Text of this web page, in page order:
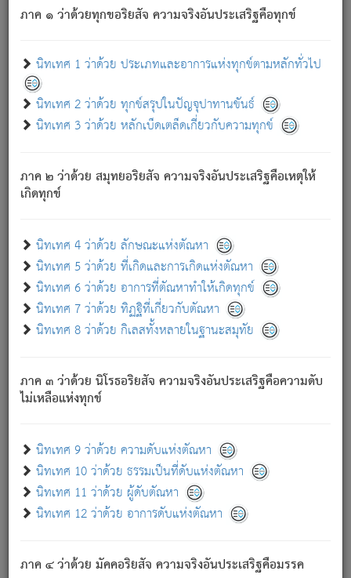
ภาค ๑ ว่าด้วยทุกขอริยสัจ ความจริงอันประเสริฐคือทุกข์
นิทเทศ 1 ว่าด้วย ประเภทและอาการแห่งทุกข์ตามหลักทั่วไป
นิทเทศ 2 ว่าด้วย ทุกข์สรุปในปัญจุปาทานขันธ์
นิทเทศ 3 ว่าด้วย หลักเบ็ดเตล็ดเกี่ยวกับความทุกข์
ภาค ๒ ว่าด้วย สมุทยอริยสัจ ความจริงอันประเสริฐคือเหตุให้
เกิดทุกข์
นิทเทศ 4 ว่าด้วย ลักษณะแห่งตัณหา
นิทเทศ 5 ว่าด้วย ที่เกิดและการเกิดแห่งตัณหา
นิทเทศ 6 ว่าด้วย อาการที่ตัณหาทำให้เกิดทุกข์
นิทเทศ 7 ว่าด้วย ทิฏฐิที่เกี่ยวกับตัณหา
นิทเทศ 8 ว่าด้วย กิเลสทั้งหลายในฐานะสมุทัย
ภาค ๓ ว่าด้วย นิโรธอริยสัจ ความจริงอันประเสริฐคือความดับ
ไม่เหลือแห่งทุกข์
นิทเทศ 9 ว่าด้วย ความดับแห่งตัณหา
นิทเทศ 10 ว่าด้วย ธรรมเป็นที่ดับแห่งตัณหา
นิทเทศ 11 ว่าด้วย ผู้ดับตัณหา
นิทเทศ 12 ว่าด้วย อาการดับแห่งตัณหา
ภาค ๔ ว่าด้วย มัคคอริยสัจ ความจริงอันประเสริฐคือมรรค
ภพ ว่ามีได้เพราะวิภพ[2]: เรากล่าวว่า สมณะหรือพราหมณ์ทั้ง
ปวงนั้น ก็ยังสลัดภพออกไปไม่ได้.
ก็ทุกข์นี้มีขึ้น เพราะอาศัยซึ่งอุปธิทั้งปวง.
เพราะความสิ้นไปแห่งอุปาทานทั้งปวง ความเกิดขึ้นแห่ง
ทุกข์จึงไม่มี.
ท่านจงดูโลกนี้เถิด (จะเห็นว่า) สัตว์ทั้งหลายอันอวิชาหนา
แน่นบังหนาแล้ว; และว่า สัตว์ผู้ยินดีในภพอันเป็นแล้วนั้น ย่อม
อันเป็นไปในที่หรือเวลาทั้งปวง[3]เพื่อความมีแห่งประโยชน์โดย
ประการทั้งปวง; ภพทั้งหลายทั้งหมดนั้น ไม่เที่ยง เป็นทุกข์ มี
ความแปรปรวนเป็นธรรมดา.
อย่างนี้อยู่; เขาย่อมละภวตัณหาได้ และไม่เพลิดเพลินวิภวตัณหา
ด้วย.
ความดับเพราะความสำรอกไม่เหลือ (แห่งภพทั้งหลาย)
เพราะความสิ้นไปแห่งตัณหาโดยประการทั้งปวง นั้นคือ
นิพพาน.
ภพใหม่ย่อมไม่มีแก่ภิกษุนั้น ผู้ดับเย็นสนิทแล้ว เพราะไม่มี
ภิกษุนั้น เป็นผู้ครอบงำมารได้แล้ว ชนะสงครามแล้ว ก้าวล่วง
ภพทั้งหลายทั้งปวงได้แล้ว เป็นผู้คงที่ (คือไม่เปลี่ยนแปลงอีกต่อ
- อุ.ขุ. ๒๕/๑๒๑/๘๔.
(ข้อความนี้ เป็นพระพุทธอุทานที่ทรงเปล่งออก ที่โคนต้นโพธิ์
เป็นที่ตรัสรู้ เมื่อตรัสรู้แล้วได้ 7 วัน)